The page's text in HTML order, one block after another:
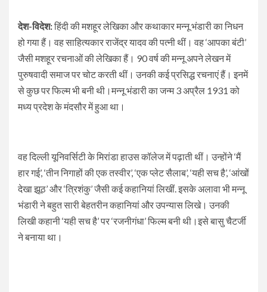
देश-विदेश:हिंदी की मशहूर लेखिका और कथाकार मन्नू भंडारी का निधन
हो गया हैं। वह साहित्यकार राजेंद्र यादव की पत्नी थीं। वह ‘आपका बंटी’
जैसी मशहूर रचनाओं की लेखिका हैं। 90 वर्ष की मन्नू अपने लेखन में
पुरुषवादी समाज पर चोट करती थीं। उनकी कई प्रसिद्ध रचनाएं हैं। इनमें
से कुछ पर फिल्म भी बनी थी।मन्नू भंडारी का जन्म 3 अप्रैल 1931 को
मध्य प्रदेश के मंदसौर में हुआ था।
वह दिल्ली यूनिवर्सिटी के मिरांडा हाउस कॉलेज में पढ़ाती थीं। उन्होंने ‘मैं
हार गई’, ‘तीन निगाहों की एक तस्वीर’, ‘एक प्लेट सैलाब’, ‘यही सच है’, ‘आंखों
देखा झूठ’ और ‘त्रिशंकु’ जैसी कई कहानियां लिखीं. इसके अलावा भी मन्नू
भंडारी ने बहुत सारी बेहतरीन कहानियां और उपन्यास लिखे। उनकी
लिखी कहानी ‘यही सच है’ पर ‘रजनीगंधा’ फिल्म बनी थी।इसे बासु चैटर्जी
ने बनाया था।